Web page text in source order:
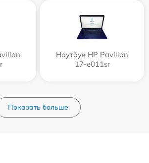
Ноутбук HP Pavilion
17-e011sr
Показать больше